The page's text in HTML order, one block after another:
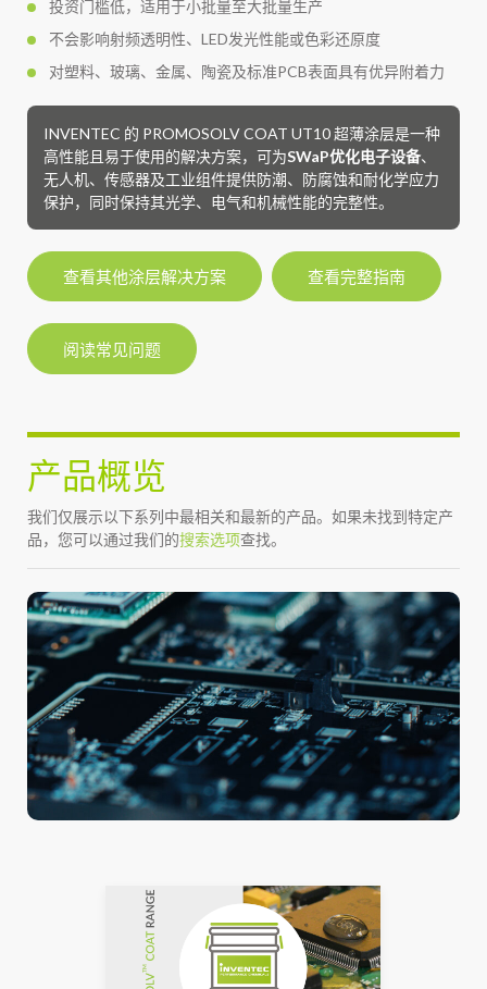
投资门槛低，适用于小批量至大批量生产
不会影响射频透明性、LED发光性能或色彩还原度
对塑料、玻璃、金属、陶瓷及标准PCB表面具有优异附着力
INVENTEC 的 PROMOSOLV COAT UT10 超薄涂层是一种
高性能且易于使用的解决方案，可为SWaP优化电子设备、
无人机、传感器及工业组件提供防潮、防腐蚀和耐化学应力
保护，同时保持其光学、电气和机械性能的完整性。
查看其他涂层解决方案 查看完整指南
阅读常见问题
产品概览
我们仅展示以下系列中最相关和最新的产品。如果未找到特定产
品，您可以通过我们的搜索选项查找。